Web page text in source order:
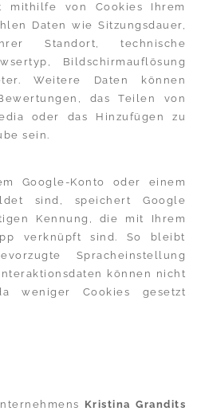
mithilfe von Cookies Ihrem
Daten wie Sitzungsdauer,
Standort, technische
Bildschirmauflösung
Weitere Daten können
das Teilen von
oder das Hinzufügen zu
sein.
Google-Konto oder einem
sind, speichert Google
Kennung, die mit Ihrem
verknüpft sind. So bleibt
Spracheinstellung
können nicht
weniger Cookies gesetzt
Kristina Grandits